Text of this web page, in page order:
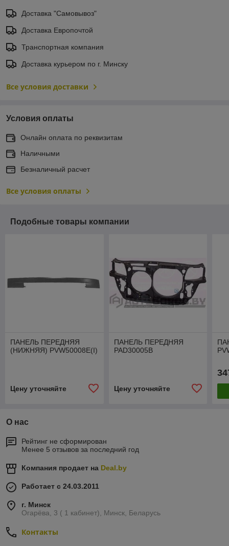
Доставка "Самовывоз"
Доставка Европочтой
Транспортная компания
Доставка курьером по г. Минску
Все условия доставки
Условия оплаты
Онлайн оплата по реквизитам
Наличными
Безналичный расчет
Все условия оплаты
Подобные товары компании
ПАНЕЛЬ ПЕРЕДНЯЯ
(НИЖНЯЯ) PVW50008E(I)
Цену уточняйте
ПАНЕЛЬ ПЕРЕДНЯЯ
PAD30005B
Цену уточняйте
О нас
Рейтинг не сформирован
Менее 5 отзывов за последний год
Компания продает на Deal.by
Работает с 24.03.2011
г. Минск
Огарёва, 3 ( 1 кабинет), Минск, Беларусь
Контакты